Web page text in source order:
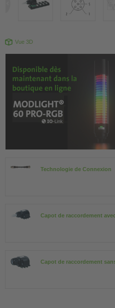
Vue 3D
Technologie de Connexion
Capot de raccordement
Capot de raccordement